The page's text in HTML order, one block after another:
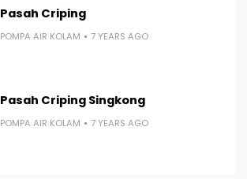
Pasah Criping
POMPA AIR KOLAM 7 YEARS AGO
Pasah Criping Singkong
POMPA AIR KOLAM 7 YEARS AGO